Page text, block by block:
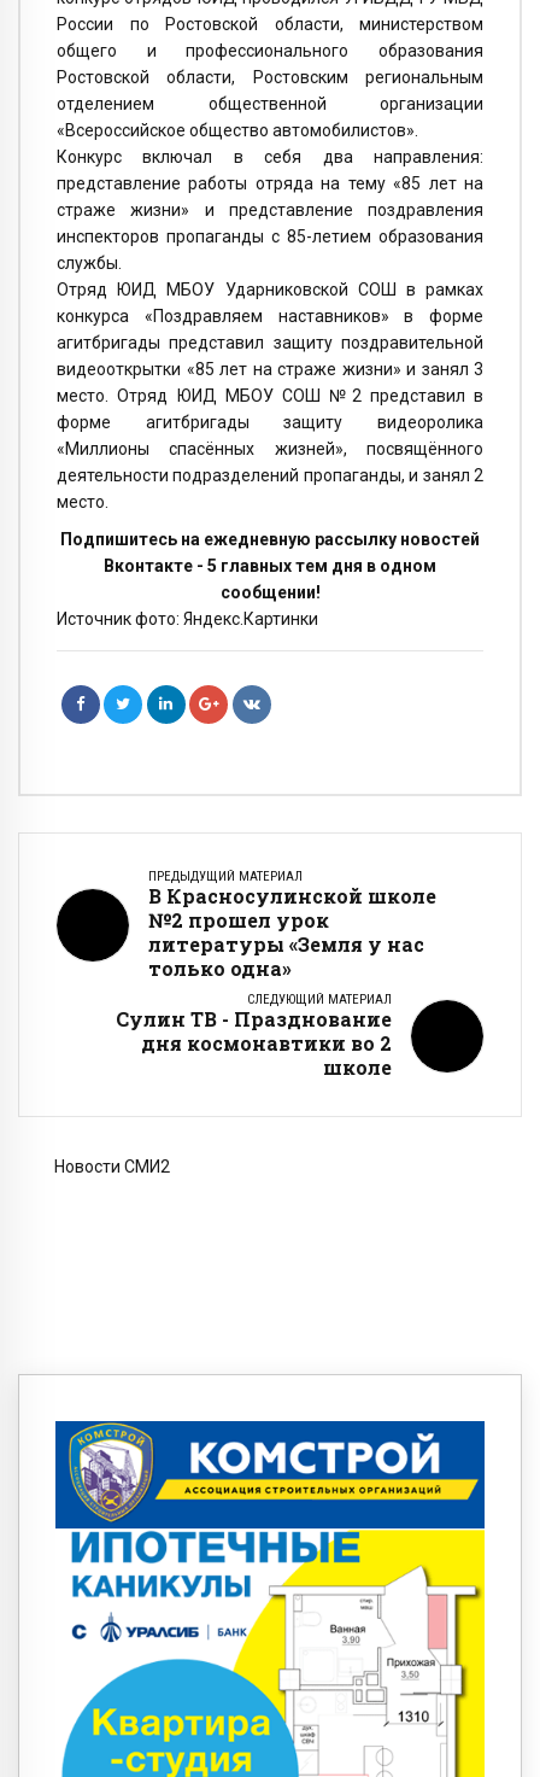
России по Ростовской области, министерством
общего и профессионального образования
Ростовской области, Ростовским региональным
отделением общественной организации
«Всероссийское общество автомобилистов».
Конкурс включал в себя два направления:
представление работы отряда на тему «85 лет на
страже жизни» и представление поздравления
инспекторов пропаганды с 85-летием образования
службы.
Отряд ЮИД МБОУ Ударниковской СОШ в рамках
конкурса «Поздравляем наставников» в форме
агитбригады представил защиту поздравительной
видеооткрытки «85 лет на страже жизни» и занял 3
место. Отряд ЮИД МБОУ СОШ №2 представил в
форме агитбригады защиту видеоролика
«Миллионы спасённых жизней», посвящённого
деятельности подразделений пропаганды, и занял 2
место.
Подпишитесь на ежедневную рассылку новостей
Вконтакте - 5 главных тем дня в одном
сообщении!
Источник фото: Яндекс.Картинки
ПРЕДЫДУЩИЙ МАТЕРИАЛ
В Красносулинской школе
№2 прошел урок
литературы «Земля у нас
только одна»
СЛЕДУЮЩИЙ МАТЕРИАЛ
Сулин ТВ - Празднование
дня космонавтики во 2
школе
Новости СМИ2